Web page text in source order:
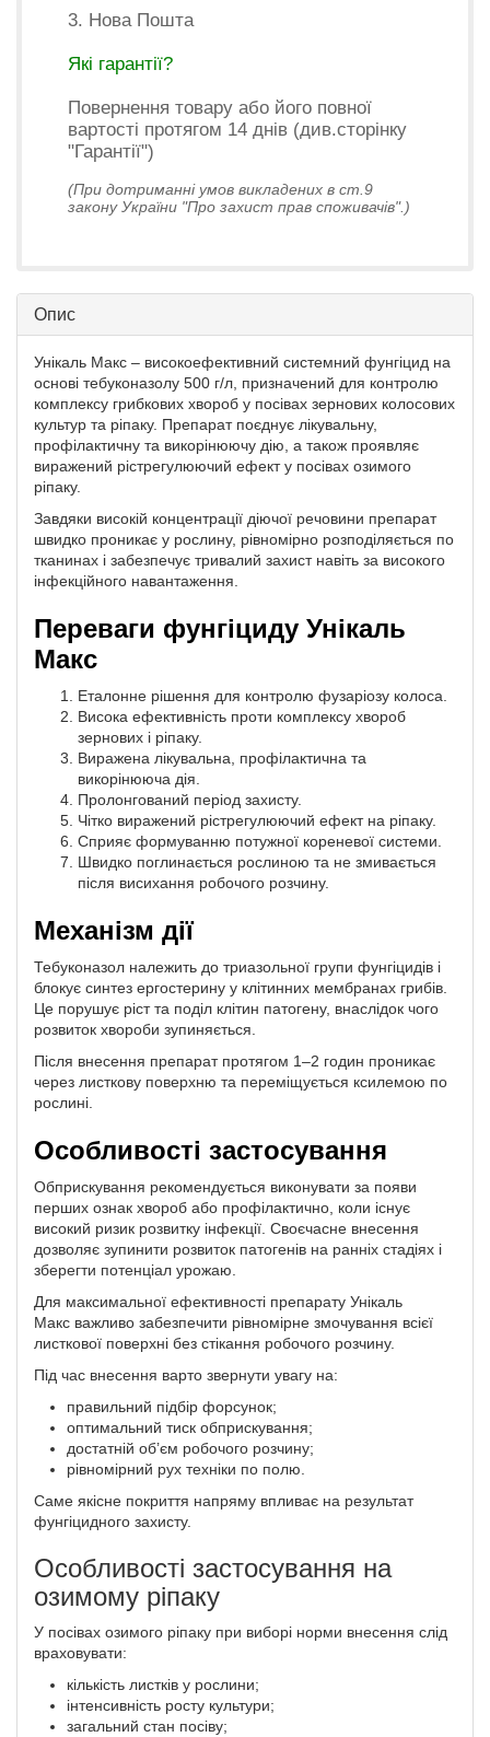
3. Нова Пошта
Які гарантії?
Повернення товару або його повної
вартості протягом 14 днів (див.сторінку
"Гарантії")
(При дотриманні умов викладених в ст.9
закону України "Про захист прав споживачів".)
Опис
Унікаль Макс – високоефективний системний фунгіцид на
основі тебуконазолу 500 г/л, призначений для контролю
комплексу грибкових хвороб у посівах зернових колосових
культур та ріпаку. Препарат поєднує лікувальну,
профілактичну та викорінюючу дію, а також проявляє
виражений рістрегулюючий ефект у посівах озимого
ріпаку.
Завдяки високій концентрації діючої речовини препарат
швидко проникає у рослину, рівномірно розподіляється по
тканинах і забезпечує тривалий захист навіть за високого
інфекційного навантаження.
Переваги фунгіциду Унікаль
Макс
Еталонне рішення для контролю фузаріозу колоса.
Висока ефективність проти комплексу хвороб
зернових і ріпаку.
Виражена лікувальна, профілактична та
викорінююча дія.
Пролонгований період захисту.
Чітко виражений рістрегулюючий ефект на ріпаку.
Сприяє формуванню потужної кореневої системи.
Швидко поглинається рослиною та не змивається
після висихання робочого розчину.
Механізм дії
Тебуконазол належить до триазольної групи фунгіцидів і
блокує синтез ергостерину у клітинних мембранах грибів.
Це порушує ріст та поділ клітин патогену, внаслідок чого
розвиток хвороби зупиняється.
Після внесення препарат протягом 1–2 годин проникає
через листкову поверхню та переміщується ксилемою по
рослині.
Особливості застосування
Обприскування рекомендується виконувати за появи
перших ознак хвороб або профілактично, коли існує
високий ризик розвитку інфекції. Своєчасне внесення
дозволяє зупинити розвиток патогенів на ранніх стадіях і
зберегти потенціал урожаю.
Для максимальної ефективності препарату Унікаль
Макс важливо забезпечити рівномірне змочування всієї
листкової поверхні без стікання робочого розчину.
Під час внесення варто звернути увагу на:
правильний підбір форсунок;
оптимальний тиск обприскування;
достатній об’єм робочого розчину;
рівномірний рух техніки по полю.
Саме якісне покриття напряму впливає на результат
фунгіцидного захисту.
Особливості застосування на
озимому ріпаку
У посівах озимого ріпаку при виборі норми внесення слід
враховувати:
кількість листків у рослини;
інтенсивність росту культури;
загальний стан посіву;